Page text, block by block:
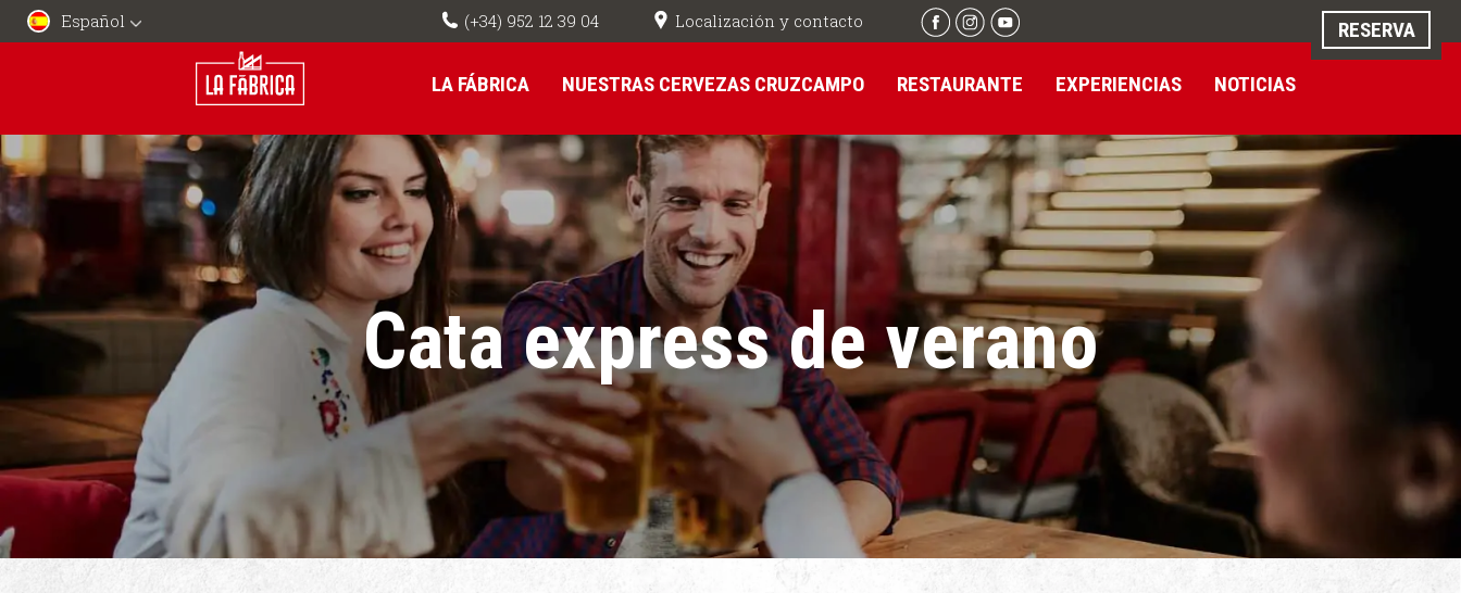
Español (+34) 952 12 39 04 Localización y contacto RESERVA
LA FÁBRICA NUESTRAS CERVEZAS CRUZCAMPO RESTAURANTE EXPERIENCIAS NOTICIAS
Cata express de verano